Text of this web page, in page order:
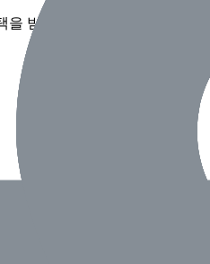
받아보세요